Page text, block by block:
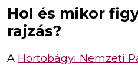
Hol és mikor
rajzás?
A Hortobágyi Nemzeti